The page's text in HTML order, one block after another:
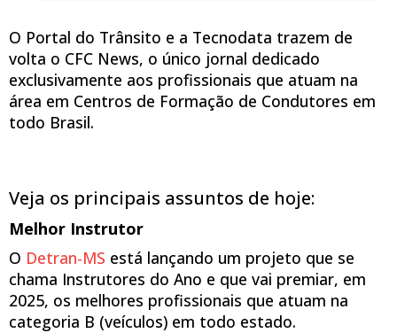
O Portal do Trânsito e a Tecnodata trazem de
volta o CFC News. Assista!
O Portal do Trânsito e a Tecnodata trazem de
volta o CFC News, o único jornal dedicado
exclusivamente aos profissionais que atuam na
área em Centros de Formação de Condutores em
todo Brasil.
Veja os principais assuntos de hoje:
Melhor Instrutor
O Detran-MS está lançando um projeto que se
chama Instrutores do Ano e que vai premiar, em
2025, os melhores profissionais que atuam na
categoria B (veículos) em todo estado.